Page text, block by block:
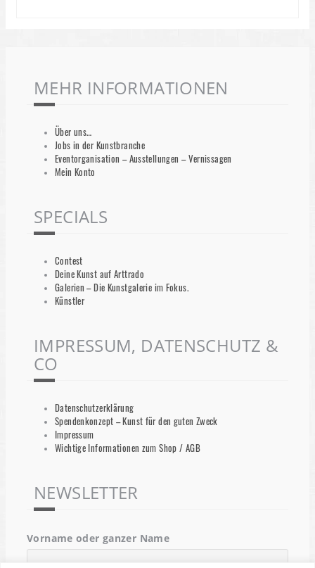
MEHR INFORMATIONEN
Über uns…
Jobs in der Kunstbranche
Eventorganisation – Ausstellungen – Vernissagen
Mein Konto
SPECIALS
Contest
Deine Kunst auf Arttrado
Galerien – Die Kunstgalerie im Fokus.
Künstler
IMPRESSUM, DATENSCHUTZ &
CO
Datenschutzerklärung
Spendenkonzept – Kunst für den guten Zweck
Impressum
Wichtige Informationen zum Shop / AGB
NEWSLETTER
Vorname oder ganzer Name